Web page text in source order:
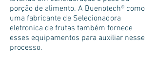
porção de alimento. A Buenotech® como
uma fabricante de Selecionadora
eletronica de frutas também fornece
esses equipamentos para auxiliar nesse
processo.